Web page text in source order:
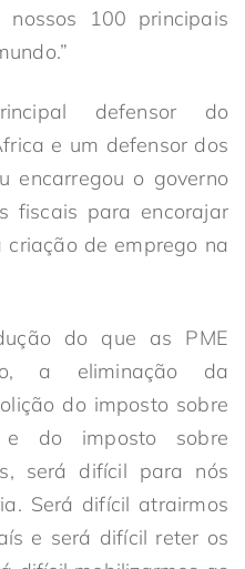
100 principais
defensor do
e um defensor dos
encarregou o governo
fiscais para encorajar
de emprego na
do que as PME
a eliminação da
do imposto sobre
e do imposto sobre
será difícil para nós
Será difícil atrairmos
e será difícil reter os